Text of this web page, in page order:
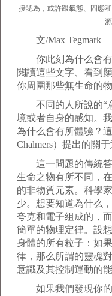
授認為，或許跟氣態、固態
文/Max Tegmark
你此刻為什么會有
閱讀這些文字、看到
你周圍那些無生命的
不同的人所說的“意
境或者自身的感知。
為什么會有所體驗？
Chalmers）提出的關
這一問題的傳統答
生命之物有所不同，
的非物質元素。科學
少。想要知道為什么
夸克和電子組成的，
簡單的物理定律。設
身體的所有粒子：如
律，那么所謂的靈魂
意識及其控制運動的
如果我們發現你的